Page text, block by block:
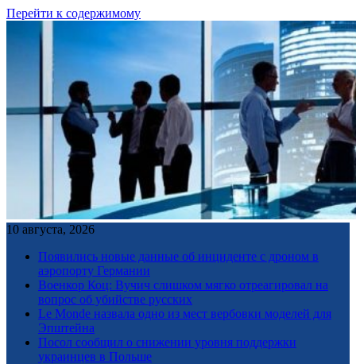
Перейти к содержимому
10 августа, 2026
Появились новые данные об инциденте с дроном в
аэропорту Германии
Военкор Коц: Вучич слишком мягко отреагировал на
вопрос об убийстве русских
Le Monde назвала одно из мест вербовки моделей для
Эпштейна
Посол сообщил о снижении уровня поддержки
украинцев в Польше